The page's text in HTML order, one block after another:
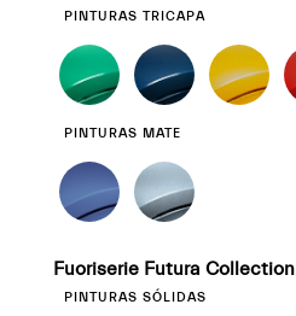
PINTURAS TRICAPA
PINTURAS MATE
Fuoriserie Futura Collection
PINTURAS SÓLIDAS